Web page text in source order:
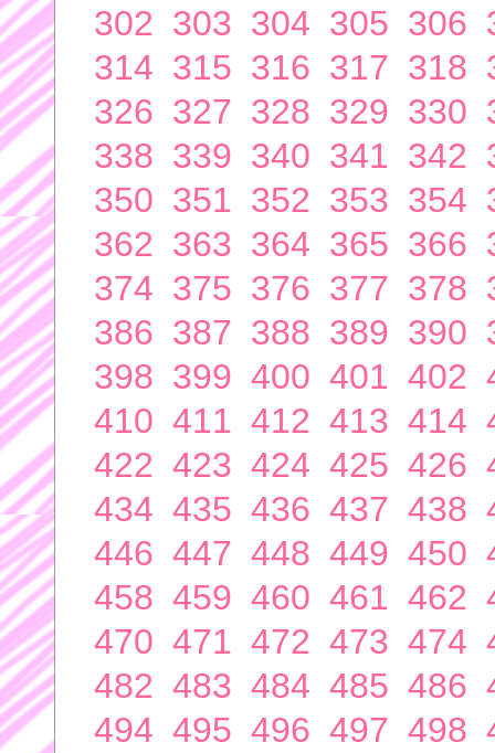
302 303 304 305 306
314 315 316 317 318
326 327 328 329 330
338 339 340 341 342
350 351 352 353 354
362 363 364 365 366
374 375 376 377 378
386 387 388 389 390
398 399 400 401 402
410 411 412 413 414
422 423 424 425 426
434 435 436 437 438
446 447 448 449 450
458 459 460 461 462
470 471 472 473 474
482 483 484 485 486
494 495 496 497 498